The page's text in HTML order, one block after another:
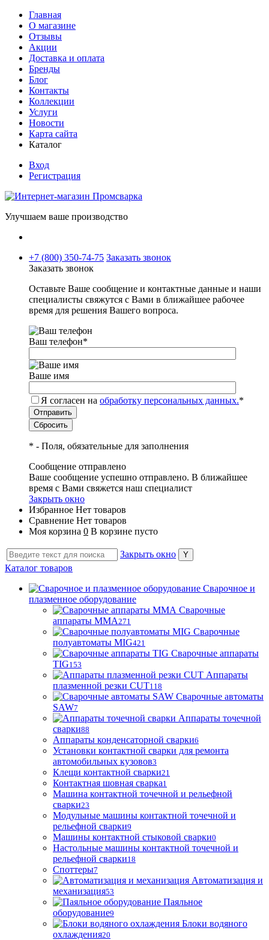
Главная
О магазине
Отзывы
Акции
Доставка и оплата
Бренды
Блог
Контакты
Коллекции
Услуги
Новости
Карта сайта
Каталог
Вход
Регистрация
Улучшаем ваше производство
+7 (800) 350-74-75 Заказать звонок
Заказать звонок
Оставьте Ваше сообщение и контактные данные и наши
специалисты свяжутся с Вами в ближайшее рабочее
время для решения Вашего вопроса.
Ваш телефон*
Ваше имя
Я согласен на обработку персональных данных.*
* - Поля, обязательные для заполнения
Сообщение отправлено
Ваше сообщение успешно отправлено. В ближайшее
время с Вами свяжется наш специалист
Закрыть окно
Избранное Нет товаров
Сравнение Нет товаров
Моя корзина 0 В корзине пусто
Закрыть окно
Каталог товаров
Сварочное и
плазменное оборудование
Сварочные
аппараты MMA271
Сварочные
полуавтоматы MIG421
Сварочные аппараты
TIG153
Аппараты
плазменной резки CUT118
Сварочные автоматы
SAW7
Аппараты точечной
сварки88
Аппараты конденсаторной сварки6
Установки контактной сварки для ремонта
автомобильных кузовов3
Клещи контактной сварки21
Контактная шовная сварка1
Машина контактной точечной и рельефной
сварки23
Модульные машины контактной точечной и
рельефной сварки9
Машины контактной стыковой сварки0
Настольные машины контактной точечной и
рельефной сварки18
Споттеры7
Автоматизация и
механизация53
Паяльное
оборудование9
Блоки водяного
охлаждения20